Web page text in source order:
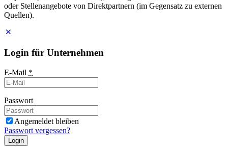
oder Stellenangebote von Direktpartnern (im Gegensatz zu externen
Quellen).
Login für Unternehmen
E-Mail *
Passwort
Angemeldet bleiben
Passwort vergessen?
Login